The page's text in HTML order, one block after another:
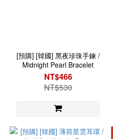
[預購] [韓國] 黑夜珍珠手鍊 /
Midnight Pearl Bracelet
NT$466
NT$530